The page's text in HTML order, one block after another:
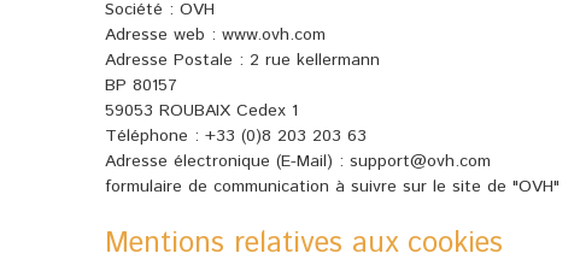
Société : OVH
Adresse web : www.ovh.com
Adresse Postale : 2 rue kellermann
BP 80157
59053 ROUBAIX Cedex 1
Téléphone : +33 (0)8 203 203 63
Adresse électronique (E-Mail) : support@ovh.com
formulaire de communication à suivre sur le site de "OVH"
Mentions relatives aux cookies